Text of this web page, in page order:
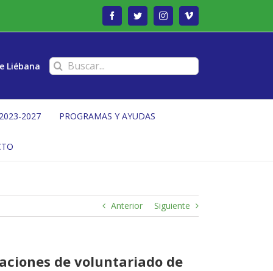
FacebookTwitterInstagramVimeo
Liébana Buscar:
2027 PROGRAMAS Y AYUDAS
Anterior Siguiente
de voluntariado de